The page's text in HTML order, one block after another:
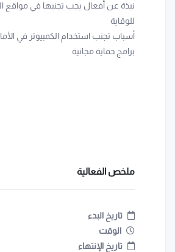
نبذة عن أفعال يجب تجنبها في مواقع
للوقاية
أسباب تجنب استخدام الكمبيوتر في
برامج حماية مجانية
ملخص الفعالية
تاريخ البدء
الوقت
تاريخ الإنتهاء